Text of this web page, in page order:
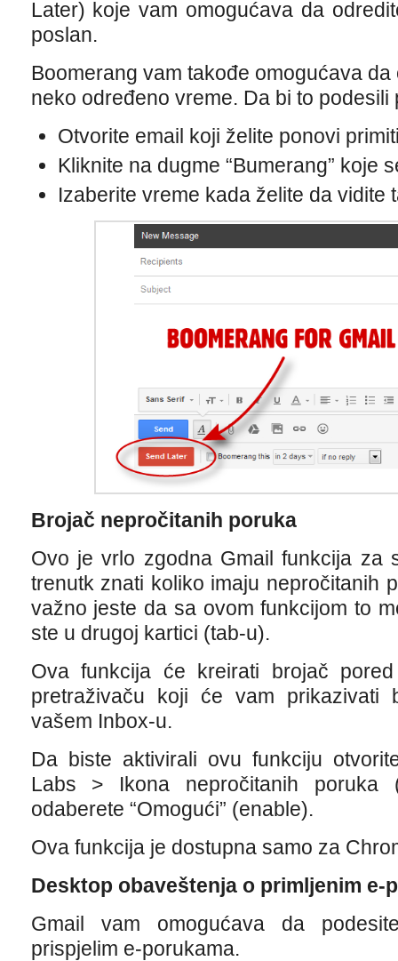
Later) koje vam omogućava da
poslan.
Boomerang vam takođe omogućava
neko određeno vreme. Da bi to podesili
Otvorite email koji želite ponovi
Kliknite na dugme “Bumerang” koje
Izaberite vreme kada želite da vidite
Brojač nepročitanih poruka
Ovo je vrlo zgodna Gmail funkcija za
trenutk znati koliko imaju nepročitanih
važno jeste da sa ovom funkcijom to
ste u drugoj kartici (tab-u).
Ova funkcija će kreirati brojač
pretraživaču koji će vam prikazivati
vašem Inbox-u.
Da biste aktivirali ovu funkciju
Labs > Ikona nepročitanih poruka
odaberete “Omogući” (enable).
Ova funkcija je dostupna samo za
Desktop obaveštenja o primljenim e-
Gmail vam omogućava da
prispjelim e-porukama.